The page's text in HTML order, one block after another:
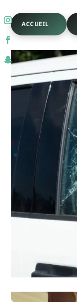
ACCUEIL